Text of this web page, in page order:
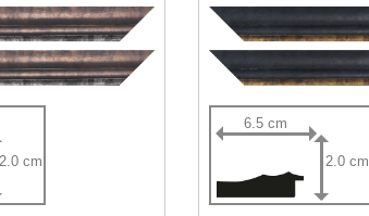
2.0 cm
6.5 cm
2.0 cm